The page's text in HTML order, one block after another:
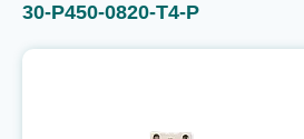
30-P450-0820-T4-P